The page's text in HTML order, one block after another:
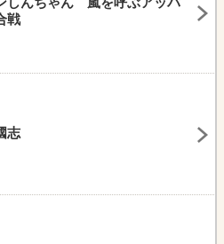
しんちゃん 嵐を呼ぶアッパ
戦
志